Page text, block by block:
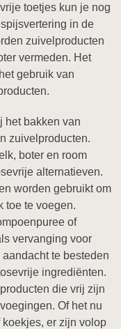
toetjes kun je nog
in de
zuivelproducten
vermeden. Het
gebruik van
het bakken van
zuivelproducten.
boter en room
alternatieven.
worden gebruikt om
toe te voegen.
of
vervanging voor
te besteden
ingrediënten.
die vrij zijn
Of het nu
koekjes, er zijn volop